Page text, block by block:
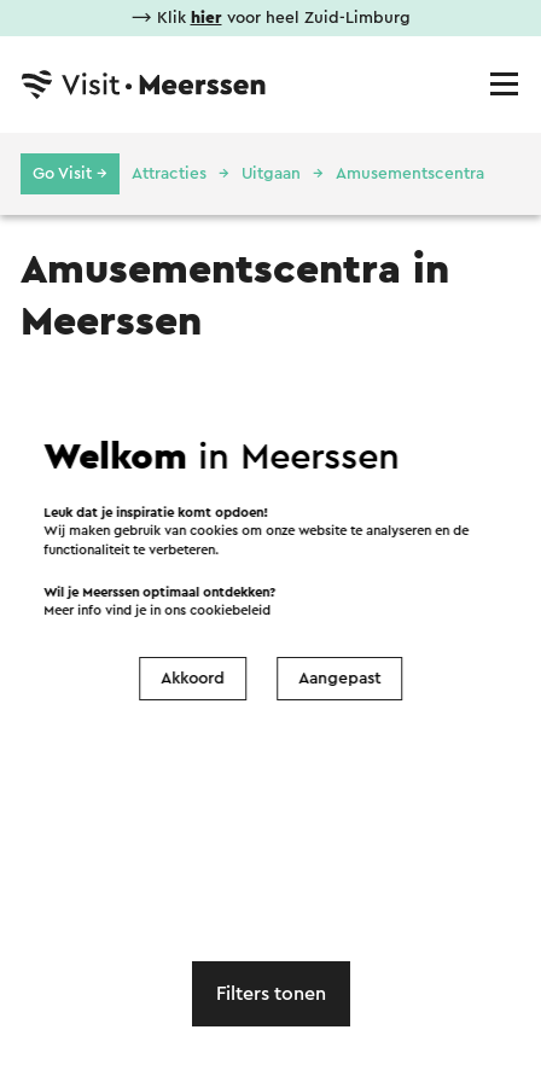
⟶ Klik hiervoor heel Zuid-Limburg
Go Visit → Attracties Uitgaan Amusementscentra
Amusementscentra in
Meerssen
Filters tonen
Welkom in Meerssen
Leuk dat je inspiratie komt opdoen!
Wij maken gebruik van cookies om onze website te analyseren en de
functionaliteit te verbeteren.
Wil je Meerssen optimaal ontdekken?
Meer info vind je in onscookiebeleid
Akkoord Aangepast